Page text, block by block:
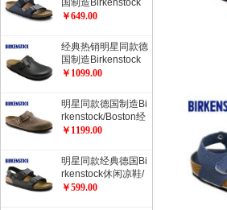
国制造Birkenstock
经典2扣软木拖鞋Ari
舒适流行色软木拖鞋
￥649.00
经典热销明星同款德
国制造Birkenstock
经典Boston光滑牛
￥1099.00
明星同款德国制造Bi
rkenstock/Boston经
典包头鞋/油皮/天然
￥1199.00
明星同款经典德国Bi
rkenstock休闲凉鞋/
开车凉鞋Milano系
￥599.00